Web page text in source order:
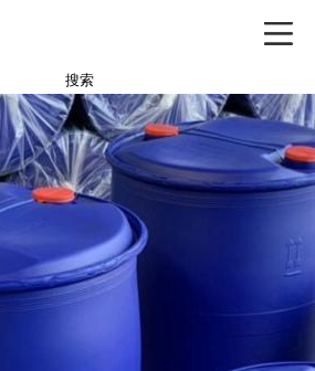
搜索